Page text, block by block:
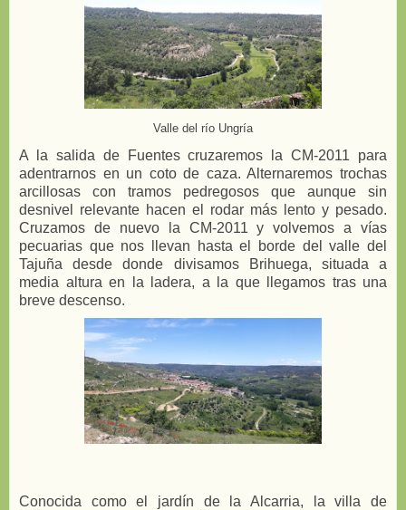
Valle del río Ungría
A la salida de Fuentes cruzaremos la CM-2011 para
adentrarnos en un coto de caza. Alternaremos trochas
arcillosas con tramos pedregosos que aunque sin
desnivel relevante hacen el rodar más lento y pesado.
Cruzamos de nuevo la CM-2011 y volvemos a vías
pecuarias que nos llevan hasta el borde del valle del
Tajuña desde donde divisamos Brihuega, situada a
media altura en la ladera, a la que llegamos tras una
breve descenso.
Conocida como el jardín de la Alcarria, la villa de